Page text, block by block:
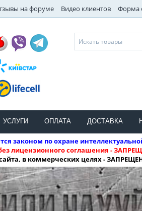
на форуме Видео клиентов Форма
УСЛУГИ ОПЛАТА ДОСТАВКА
законом по охране
лицензионного соглашения -
в коммерческих целях -